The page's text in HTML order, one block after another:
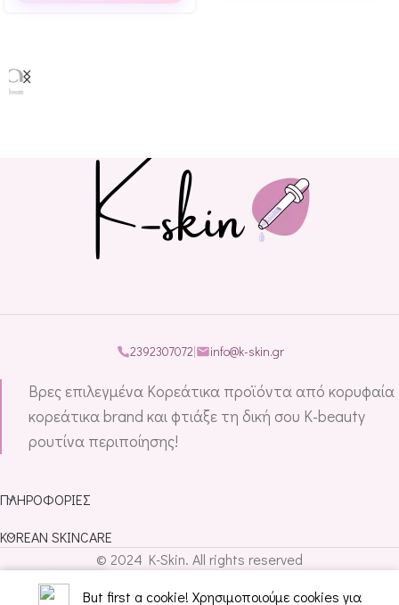
Βρες επιλεγμένα Κορεάτικα προϊόντα από κορυφαία
κορεάτικα brand και φτιάξε τη δική σου K-beauty
ρουτίνα περιποίησης!
KOREAN SKINCARE
© 2024 K-Skin. All rights reserved